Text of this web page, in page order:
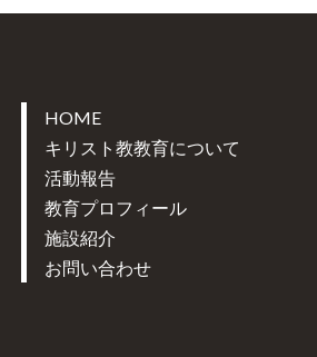
HOME
キリスト教教育について
活動報告
教育プロフィール
施設紹介
お問い合わせ